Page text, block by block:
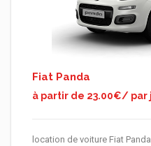
Fiat Panda
à partir de 23.00€/ par
location de voiture Fiat